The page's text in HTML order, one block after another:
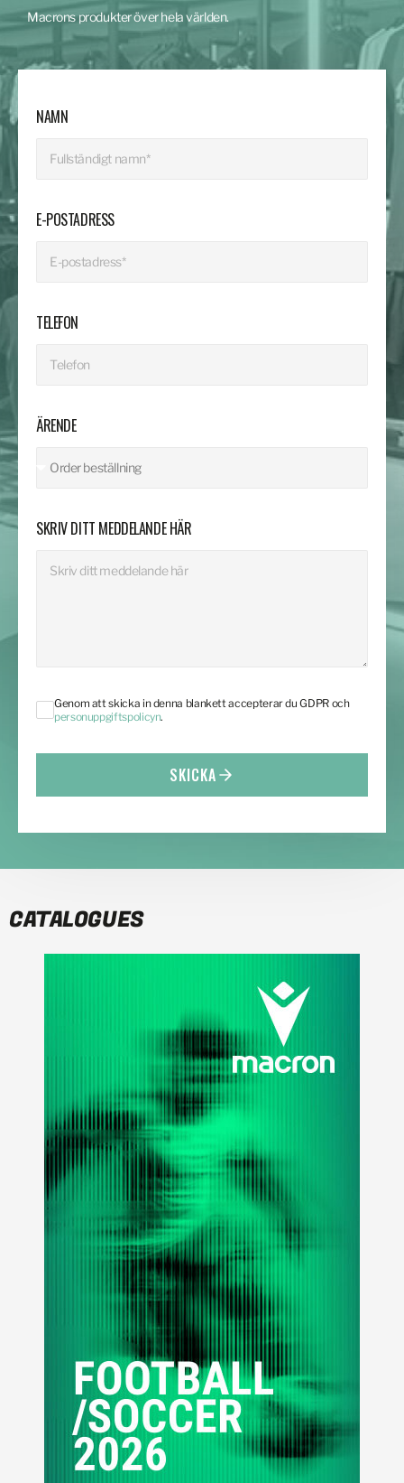
Macrons produkter över hela världen.
NAMN
E-POSTADRESS
TELEFON
ÄRENDE
SKRIV DITT MEDDELANDE HÄR
Genom att skicka in denna blankett accepterar du GDPR och
personuppgiftspolicyn.
SKICKA
CATALOGUES